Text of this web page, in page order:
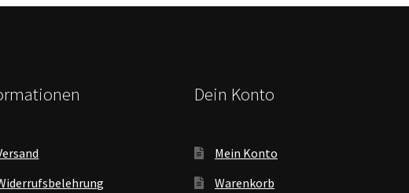
Dein Konto
Mein Konto
Warenkorb